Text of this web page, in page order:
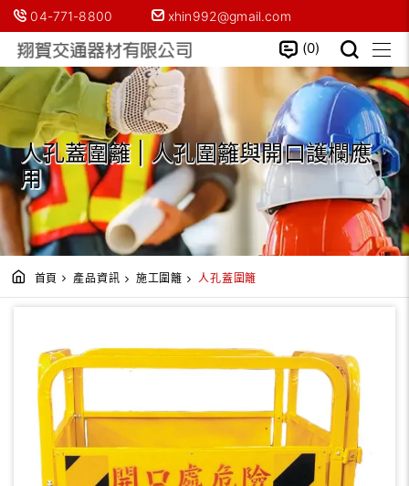
04-771-8800 xhin992@gmail.com
0
人孔蓋圍籬 | 人孔圍籬與開口護欄應
用
首頁 產品資訊 施工圍籬 人孔蓋圍籬